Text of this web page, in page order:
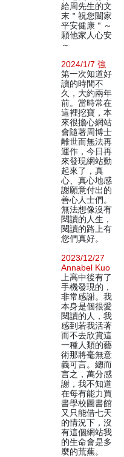
給周先生的文
末＂祝您闔家
平安健康＂～
願他家人心安
～
2024/1/7 強
第一次知道好
讀的時間不
久，大約兩年
前。當時常在
這裡挖寶，本
來很擔心網站
會隨著周博士
離世而無法再
運作，今日再
來發現網站動
起來了，真
心、真心地感
謝願意付出的
善心人士們。
無法想像沒有
閱讀的人生，
閱讀的路上有
您們真好。
2023/12/27
Annabel Kuo
上高中後有了
手機發現的，
非常感謝。我
本身是個很愛
閱讀的人，我
感到若我活著
而不去欣賞這
一種人類的藝
術那將毫無意
義可言。總而
言之，萬分感
謝，我不知道
在每有能力買
書學校圖書館
又只能借七天
的情況下，沒
有這個網站我
的生命會是多
麼的荒蕪。